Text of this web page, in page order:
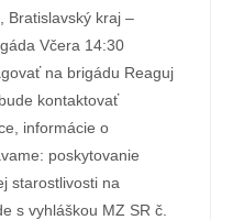
Bratislavský kraj –
Včera 14:30
na brigádu Reaguj
kontaktovať
informácie o
poskytovanie
starostlivosti na
s vyhláškou MZ SR č.